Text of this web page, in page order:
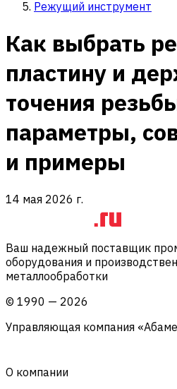
Режущий инструмент
Как выбрать
пластину и
точения
параметры,
и примеры
14 мая 2026 г.
Ваш надежный поставщик
оборудования и
металлообработки
© 1990 — 2026
Управляющая компания
О компании